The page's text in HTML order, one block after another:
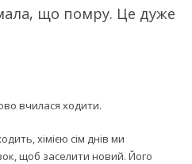
що помру. Це дуже
вчилася ходити.
хімією сім днів ми
щоб заселити новий. Його